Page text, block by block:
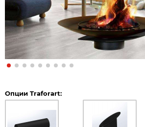
Опции Traforart: